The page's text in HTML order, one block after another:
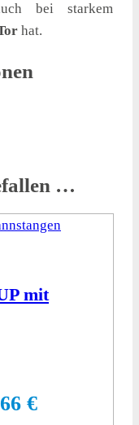
bei starkem
hat.
…
mit
€